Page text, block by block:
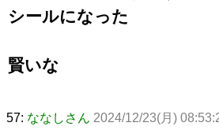
シールになった
賢いな
57: ななしさん 2024/12/23(月)